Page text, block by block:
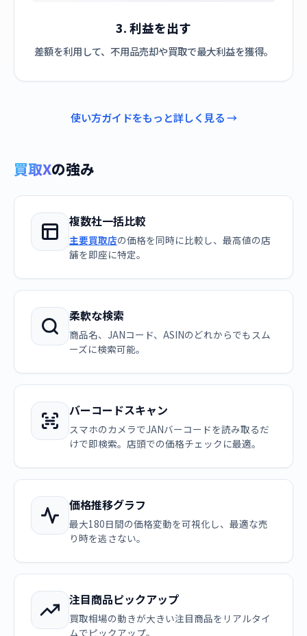
3. 利益を出す
差額を利用して、不用品売却や買取で最大利益を獲得。
使い方ガイドをもっと詳しく見る →
買取Xの強み
複数社一括比較
主要買取店の価格を同時に比較し、最高値の店
舗を即座に特定。
柔軟な検索
商品名、JANコード、ASINのどれからでもスム
ーズに検索可能。
バーコードスキャン
スマホのカメラでJANバーコードを読み取るだ
けで即検索。店頭での価格チェックに最適。
価格推移グラフ
最大180日間の価格変動を可視化し、最適な売
り時を逃さない。
注目商品ピックアップ
買取相場の動きが大きい注目商品をリアルタイ
ムでピックアップ。